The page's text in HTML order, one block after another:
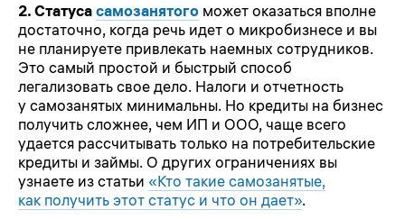
2. Статуса самозанятого может оказаться вполне
достаточно, когда речь идет о микробизнесе и вы
не планируете привлекать наемных сотрудников.
Это самый простой и быстрый способ
легализовать свое дело. Налоги и отчетность
у самозанятых минимальны. Но кредиты на бизнес
получить сложнее, чем ИП и ООО, чаще всего
удается рассчитывать только на потребительские
кредиты и займы. О других ограничениях вы
узнаете из статьи «Кто такие самозанятые,
как получить этот статус и что он дает».